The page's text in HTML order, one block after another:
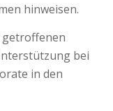
hinweisen.
getroffenen
bei
in den